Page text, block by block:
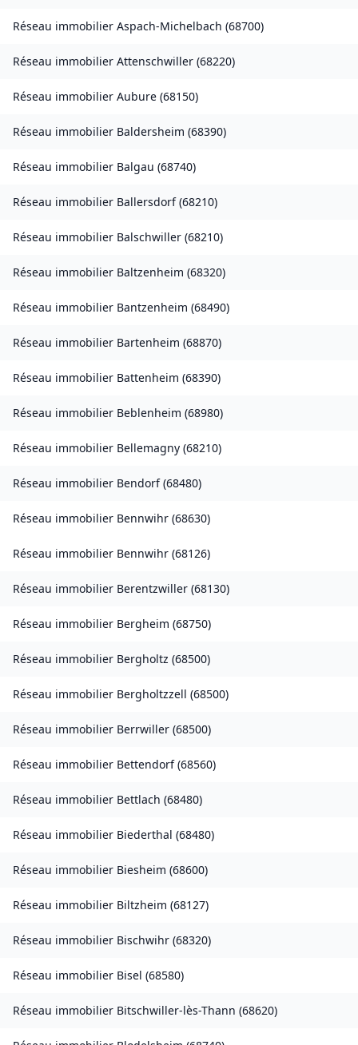
Réseau immobilier Aspach-Michelbach (68700)
Réseau immobilier Attenschwiller (68220)
Réseau immobilier Aubure (68150)
Réseau immobilier Baldersheim (68390)
Réseau immobilier Balgau (68740)
Réseau immobilier Ballersdorf(68210)
Réseau immobilier Balschwiller (68210)
Réseau immobilier Baltzenheim (68320)
Réseau immobilier Bantzenheim (68490)
Réseau immobilier Bartenheim (68870)
Réseau immobilier Battenheim (68390)
Réseau immobilier Beblenheim (68980)
Réseau immobilier Bellemagny (68210)
Réseau immobilier Bendorf(68480)
Réseau immobilier Bennwihr (68630)
Réseau immobilier Bennwihr (68126)
Réseau immobilier Berentzwiller (68130)
Réseau immobilier Bergheim (68750)
Réseau immobilier Bergholtz (68500)
Réseau immobilier Bergholtzzell (68500)
Réseau immobilier Berrwiller (68500)
Réseau immobilier Bettendorf(68560)
Réseau immobilier Bettlach (68480)
Réseau immobilier Biederthal (68480)
Réseau immobilier Biesheim (68600)
Réseau immobilier Biltzheim (68127)
Réseau immobilier Bischwihr (68320)
Réseau immobilier Bisel (68580)
Réseau immobilier Bitschwiller-lès-Thann (68620)